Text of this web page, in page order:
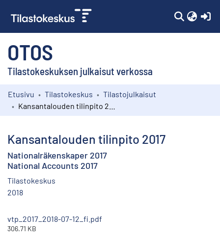
OTOS
Tilastokeskuksen julkaisut verkossa
Kokoelmat
Etusivu Tilastokeskus
Tilastojulkaisut
Kansantalouden tilinpito 2017
Nationalräkenskaper 2017
National Accounts 2017
Tilastokeskus
2018
vtp_2017_2018-07-12_fi.pdf
306.71 KB